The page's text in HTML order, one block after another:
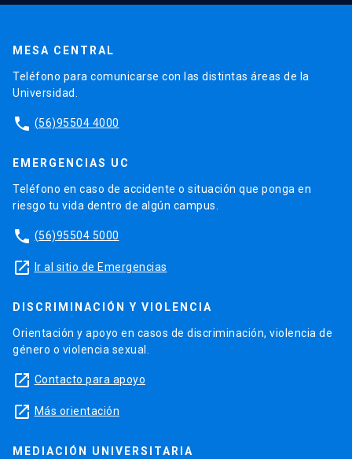
MESA CENTRAL
Teléfono para comunicarse con las distintas áreas de la
Universidad.
phone (56)95504 4000
EMERGENCIAS UC
Teléfono en caso de accidente o situación que ponga en
riesgo tu vida dentro de algún campus.
phone (56)95504 5000
launch Ir al sitio de Emergencias
DISCRIMINACIÓN Y VIOLENCIA
Orientación y apoyo en casos de discriminación, violencia de
género o violencia sexual.
launch Contacto para apoyo
launch Más orientación
MEDIACIÓN UNIVERSITARIA